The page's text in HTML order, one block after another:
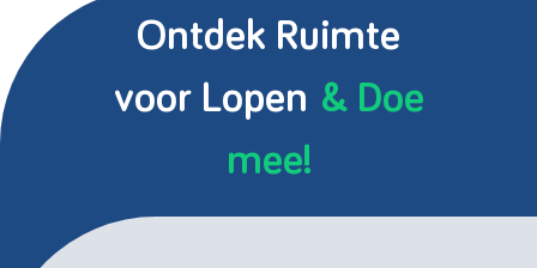
Ontdek Ruimte
voor Lopen & Doe
mee!